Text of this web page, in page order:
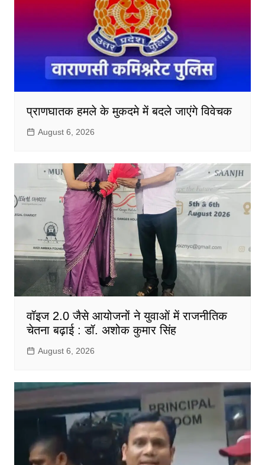
प्राणघातक हमले के मुकदमे में बदले जाएंगे विवेचक
August 6, 2026
वॉइज 2.0 जैसे आयोजनों ने युवाओं में राजनीतिक
चेतना बढ़ाई : डॉ. अशोक कुमार सिंह
August 6, 2026